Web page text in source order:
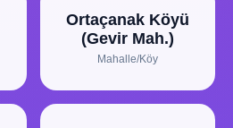
Ortaçanak Köyü
(Gevir Mah.)
Mahalle/Köy